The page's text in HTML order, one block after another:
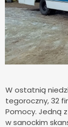
W ostatnią
tegoroczny, 32
Pomocy. Jedną
w sanockim